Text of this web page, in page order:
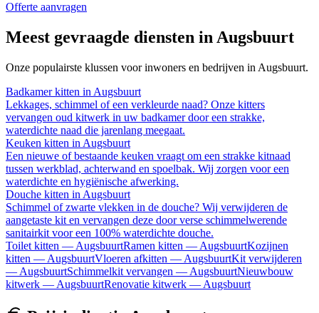
Offerte aanvragen
Meest gevraagde diensten in Augsbuurt
Onze populairste klussen voor inwoners en bedrijven in Augsbuurt.
Badkamer kitten in Augsbuurt
Lekkages, schimmel of een verkleurde naad? Onze kitters
vervangen oud kitwerk in uw badkamer door een strakke,
waterdichte naad die jarenlang meegaat.
Keuken kitten in Augsbuurt
Een nieuwe of bestaande keuken vraagt om een strakke kitnaad
tussen werkblad, achterwand en spoelbak. Wij zorgen voor een
waterdichte en hygiënische afwerking.
Douche kitten in Augsbuurt
Schimmel of zwarte vlekken in de douche? Wij verwijderen de
aangetaste kit en vervangen deze door verse schimmelwerende
sanitairkit voor een 100% waterdichte douche.
Toilet kitten — AugsbuurtRamen kitten — AugsbuurtKozijnen
kitten — AugsbuurtVloeren afkitten — AugsbuurtKit verwijderen
— AugsbuurtSchimmelkit vervangen — AugsbuurtNieuwbouw
kitwerk — AugsbuurtRenovatie kitwerk — Augsbuurt